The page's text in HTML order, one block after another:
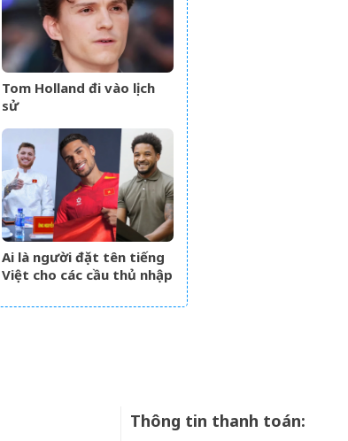
Tom Holland đi vào lịch
sử
Ai là người đặt tên tiếng
Việt cho các cầu thủ nhập
Nam?
Thông tin thanh toán: